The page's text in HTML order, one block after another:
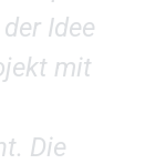
Idee
mit
Die